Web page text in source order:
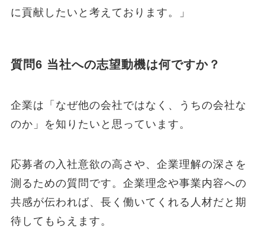
に貢献したいと考えております。」
質問6 当社への志望動機は何ですか？
企業は「なぜ他の会社ではなく、うちの会社な
のか」を知りたいと思っています。
応募者の入社意欲の高さや、企業理解の深さを
測るための質問です。企業理念や事業内容への
共感が伝われば、長く働いてくれる人材だと期
待してもらえます。